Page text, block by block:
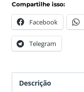
Compartilhe isso:
Facebook
Telegram
Descrição